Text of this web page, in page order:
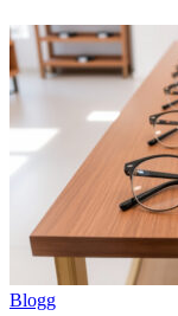
Blogg